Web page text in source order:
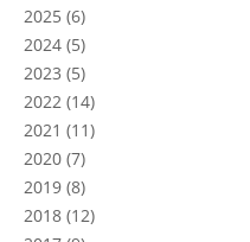
2025 (6)
2024 (5)
2023 (5)
2022 (14)
2021 (11)
2020 (7)
2019 (8)
2018 (12)